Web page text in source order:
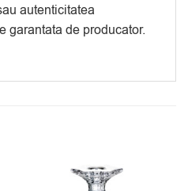
autenticitatea
garantata de producator.